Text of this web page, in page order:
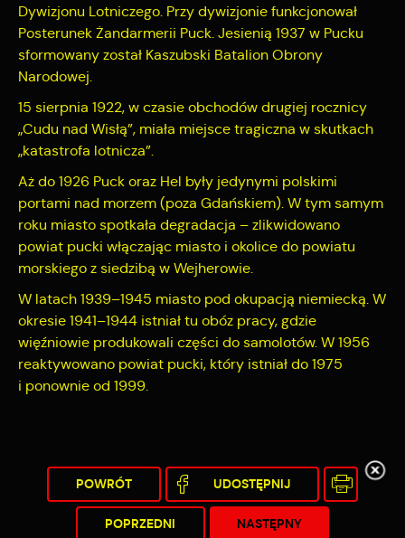
Dywizjonu Lotniczego. Przy dywizjonie funkcjonował
Posterunek Żandarmerii Puck. Jesienią 1937 w Pucku
sformowany został Kaszubski Batalion Obrony
Narodowej.
15 sierpnia 1922, w czasie obchodów drugiej rocznicy
„Cudu nad Wisłą”, miała miejsce tragiczna w skutkach
„katastrofa lotnicza”.
Aż do 1926 Puck oraz Hel były jedynymi polskimi
portami nad morzem (poza Gdańskiem). W tym samym
roku miasto spotkała degradacja – zlikwidowano
powiat pucki włączając miasto i okolice do powiatu
morskiego z siedzibą w Wejherowie.
W latach 1939–1945 miasto pod okupacją niemiecką. W
okresie 1941–1944 istniał tu obóz pracy, gdzie
więźniowie produkowali części do samolotów. W 1956
reaktywowano powiat pucki, który istniał do 1975
i ponownie od 1999.
POWRÓT UDOSTĘPNIJ
POPRZEDNI NASTĘPNY